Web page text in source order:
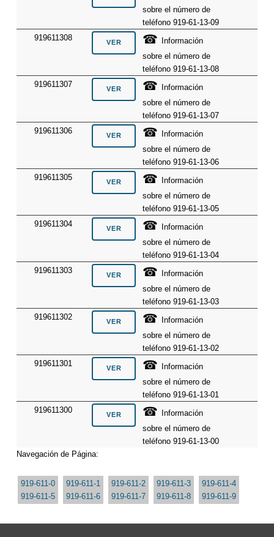
sobre el número de
teléfono 919-61-13-09
919611308
☎
Información
sobre el número de
teléfono 919-61-13-08
919611307
☎
Información
sobre el número de
teléfono 919-61-13-07
919611306
☎
Información
sobre el número de
teléfono 919-61-13-06
919611305
☎
Información
sobre el número de
teléfono 919-61-13-05
919611304
☎
Información
sobre el número de
teléfono 919-61-13-04
919611303
☎
Información
sobre el número de
teléfono 919-61-13-03
919611302
☎
Información
sobre el número de
teléfono 919-61-13-02
919611301
☎
Información
sobre el número de
teléfono 919-61-13-01
919611300
☎
Información
sobre el número de
teléfono 919-61-13-00
Navegación de Página:
919-611-0 919-611-1 919-611-2 919-611-3
919-611-4
919-611-5
919-611-6 919-611-7 919-611-8 919-611-9